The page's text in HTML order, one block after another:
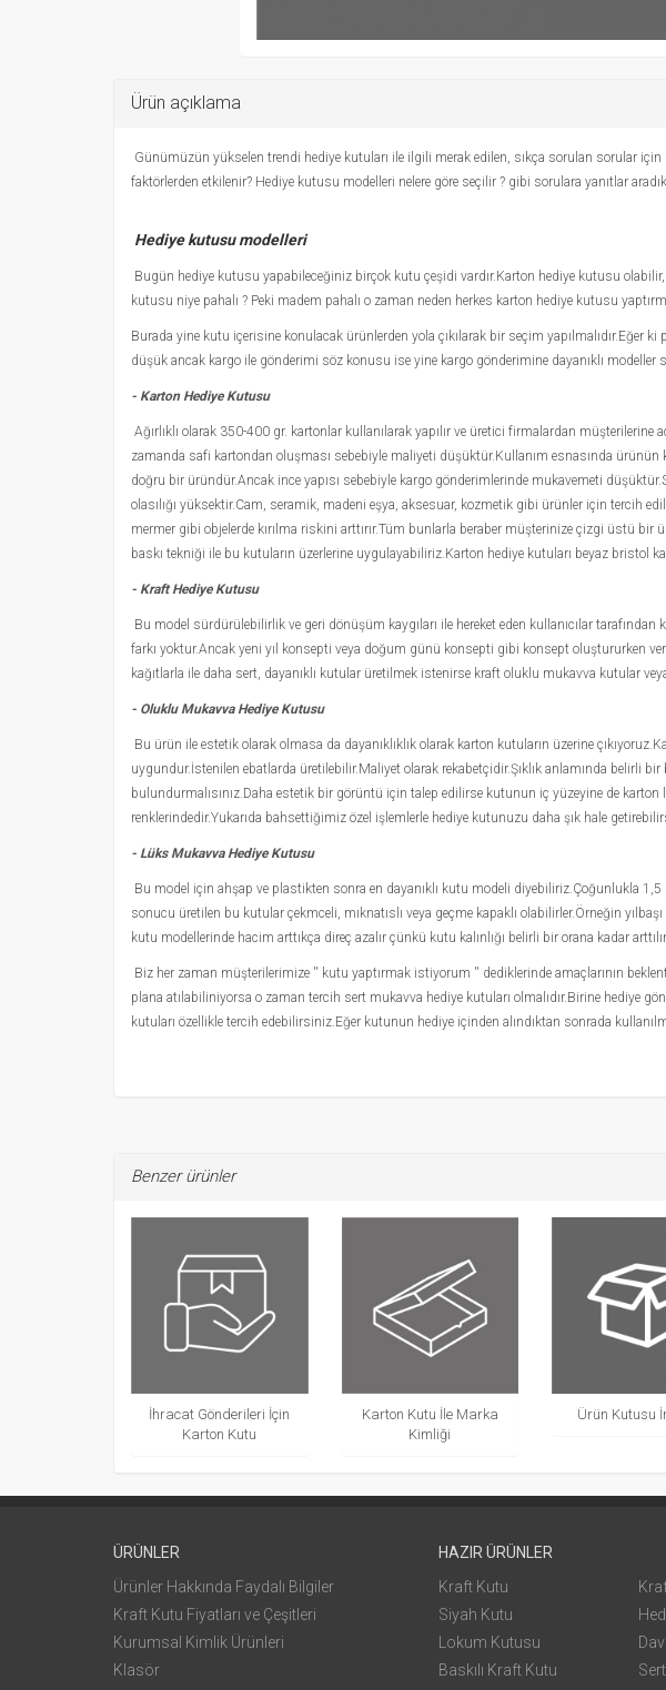
Ürün açıklama
Günümüzün yükselen trendi hediye kutuları ile ilgili merak edilen, sıkça sorulan sorular
faktörlerden etkilenir? Hediye kutusu modelleri nelere göre seçilir ? gibi sorulara yanıtlar aradık.
Hediye kutusu modelleri
Bugün hediye kutusu yapabileceğiniz birçok kutu çeşidi vardır.Karton hediye kutusu
kutusu niye pahalı ? Peki madem pahalı o zaman neden herkes karton hediye kutusu
Burada yine kutu içerisine konulacak ürünlerden yola çıkılarak bir seçim
düşük ancak kargo ile gönderimi söz konusu ise yine kargo gönderimine dayanıklı modeller
- Karton Hediye Kutusu
Ağırlıklı olarak 350-400 gr. kartonlar kullanılarak yapılır ve üretici firmalardan
zamanda safi kartondan oluşması sebebiyle maliyeti düşüktür.Kullanım esnasında
doğru bir üründür.Ancak ince yapısı sebebiyle kargo gönderimlerinde mukavemeti
olasılığı yüksektir.Cam, seramik, madeni eşya, aksesuar, kozmetik gibi ürünler için tercih
mermer gibi objelerde kırılma riskini arttırır.Tüm bunlarla beraber müşterinize çizgi üstü bir
baskı tekniği ile bu kutuların üzerlerine uygulayabiliriz.Karton hediye kutuları beyaz
- Kraft Hediye Kutusu
Bu model sürdürülebilirlik ve geri dönüşüm kaygıları ile hereket eden kullanıcılar
farkı yoktur.Ancak yeni yıl konsepti veya doğum günü konsepti gibi konsept oluştururken
kağıtlarla ile daha sert, dayanıklı kutular üretilmek istenirse kraft oluklu mukavva kutular
- Oluklu Mukavva Hediye Kutusu
Bu ürün ile estetik olarak olmasa da dayanıklıklık olarak karton kutuların üzerine
uygundur.İstenilen ebatlarda üretilebilir.Maliyet olarak rekabetçidir.Şıklık anlamında belirli
bulundurmalısınız.Daha estetik bir görüntü için talep edilirse kutunun iç yüzeyine de
renklerindedir.Yukarıda bahsettiğimiz özel işlemlerle hediye kutunuzu daha şık hale
- Lüks Mukavva Hediye Kutusu
Bu model için ahşap ve plastikten sonra en dayanıklı kutu modeli diyebiliriz.Çoğunlukla 1,5
sonucu üretilen bu kutular çekmceli, mıknatıslı veya geçme kapaklı olabilirler.Örneğin
kutu modellerinde hacim arttıkça direç azalır çünkü kutu kalınlığı belirli bir orana kadar
Biz her zaman müşterilerimize '' kutu yaptırmak istiyorum '' dediklerinde amaçlarının
plana atılabiliniyorsa o zaman tercih sert mukavva hediye kutuları olmalıdır.Birine hediye
kutuları özellikle tercih edebilirsiniz.Eğer kutunun hediye içinden alındıktan sonrada
Benzer ürünler
İhracat Gönderileri İçin
Karton Kutu
Karton Kutu İle Marka
Kimliği
Ürün Kutusu
ÜRÜNLER
Ürünler Hakkında Faydalı Bilgiler
Kraft Kutu Fiyatları ve Çeşitleri
Kurumsal Kimlik Ürünleri
Klasör
HAZIR ÜRÜNLER
Kraft Kutu
Siyah Kutu
Lokum Kutusu
Baskılı Kraft Kutu